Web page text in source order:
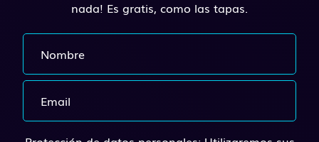
nada! Es gratis, como las tapas.